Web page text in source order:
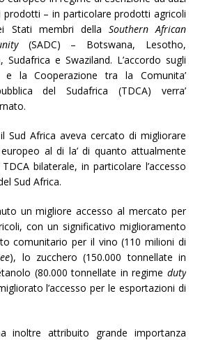
prodotti – in particolare prodotti agricoli
Stati membri della Southern African
(SADC) – Botswana, Lesotho,
Sudafrica e Swaziland. L’accordo sugli
e la Cooperazione tra la Comunita’
del Sudafrica (TDCA) verra’
Sud Africa aveva cercato di migliorare
al di la’ di quanto attualmente
bilaterale, in particolare l’accesso
Sud Africa.
un migliore accesso al mercato per
con un significativo miglioramento
comunitario per il vino (110 milioni di
), lo zucchero (150.000 tonnellate in
(80.000 tonnellate in regime duty
l’accesso per le esportazioni di
inoltre attribuito grande importanza